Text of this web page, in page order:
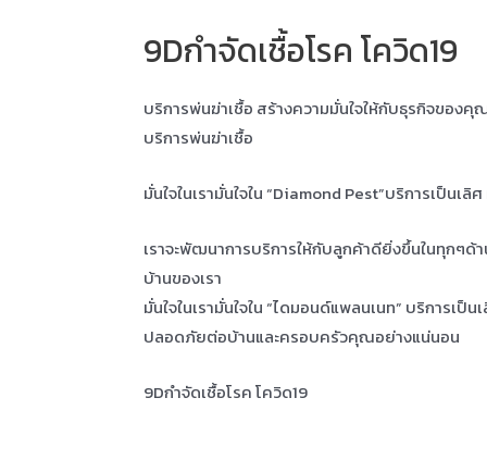
9Dกำจัดเชื้อโรค โควิด19
บริการพ่นฆ่าเชื้อ สร้างความมั่นใจให้กับธุรกิจขอ
บริการพ่นฆ่าเชื้อ
มั่นใจในเรามั่นใจใน “Diamond Pest”บริการเป็น
เราจะพัฒนาการบริการให้กับลูกค้าดียิ่งขึ้นในทุกๆด้
บ้านของเรา
มั่นใจในเรามั่นใจใน “ไดมอนด์แพลนเนท” บริการเ
ปลอดภัยต่อบ้านและครอบครัวคุณอย่างแน่นอน
9Dกำจัดเชื้อโรค โควิด19